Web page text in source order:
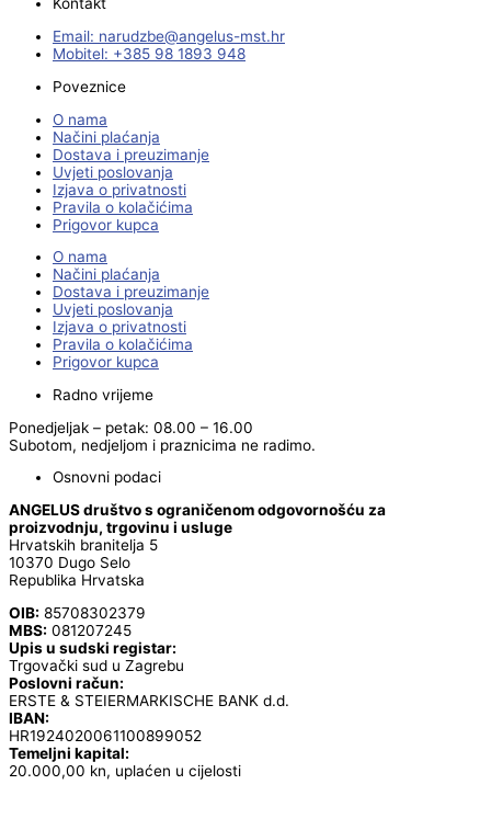
Kontakt
Email:
rh.tsm-sulegna
@ebzduran
Mobitel: +385 98 1893 948
Poveznice
O nama
Načini plaćanja
Dostava i preuzimanje
Uvjeti poslovanja
Izjava o privatnosti
Pravila o kolačićima
Prigovor kupca
O nama
Načini plaćanja
Dostava i preuzimanje
Uvjeti poslovanja
Izjava o privatnosti
Pravila o kolačićima
Prigovor kupca
Radno vrijeme
Ponedjeljak – petak: 08.00 – 16.00
Subotom, nedjeljom i praznicima ne radimo.
Osnovni podaci
ANGELUS društvo s ograničenom odgovornošću za
proizvodnju, trgovinu i usluge
Hrvatskih branitelja 5
10370 Dugo Selo
Republika Hrvatska
OIB: 85708302379
MBS: 081207245
Upis u sudski registar:
Trgovački sud u Zagrebu
Poslovni račun:
ERSTE & STEIERMARKISCHE BANK d.d.
IBAN:
HR1924020061100899052
Temeljni kapital:
20.000,00 kn, uplaćen u cijelosti